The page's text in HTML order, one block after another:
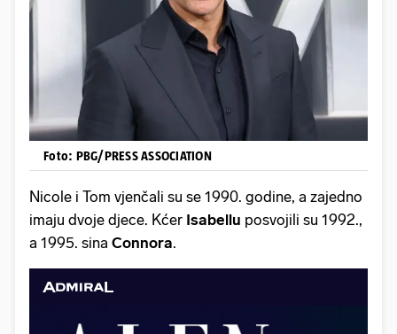
Foto: PBG/PRESS ASSOCIATION
Nicole i Tom vjenčali su se 1990. godine, a zajedno
imaju dvoje djece. Kćer Isabellu posvojili su 1992.,
a 1995. sina Connora.